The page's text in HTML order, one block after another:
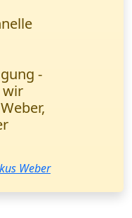
Yılmaz